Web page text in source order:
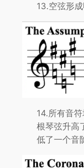
13.空弦形成
14.所有音
根琴弦升高
低了一个音